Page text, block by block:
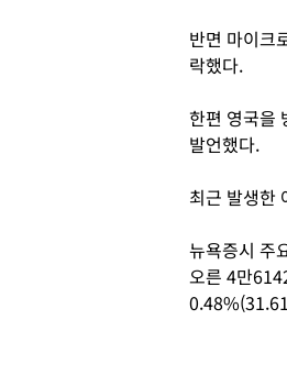
반면 마이크
락했다.
한편 영국을
발언했다.
최근 발생한
뉴욕증시 주
오른 4만